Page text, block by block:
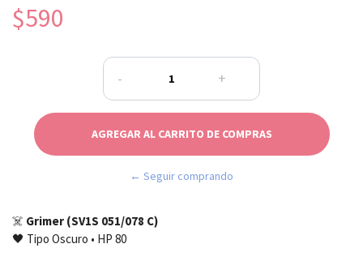
$590
- +
← Seguir comprando
☠️ Grimer (SV1S 051/078 C)
🖤 Tipo Oscuro • HP 80